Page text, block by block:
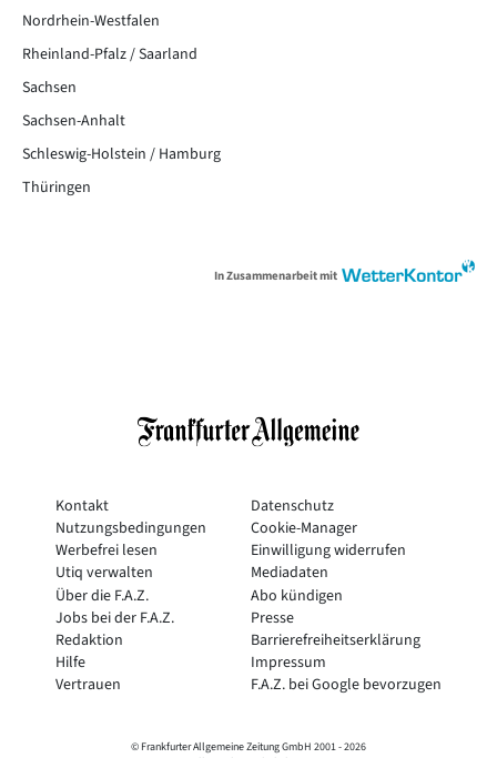
Nordrhein-Westfalen
Rheinland-Pfalz / Saarland
Sachsen
Sachsen-Anhalt
Schleswig-Holstein / Hamburg
Thüringen
In Zusammenarbeit mit
Kontakt
Datenschutz
Nutzungsbedingungen
Cookie-Manager
Werbefrei lesen
Einwilligung widerrufen
Utiq verwalten
Mediadaten
Über die F.A.Z.
Abo kündigen
Jobs bei der F.A.Z.
Presse
Redaktion
Barrierefreiheitserklärung
Hilfe
Impressum
Vertrauen
F.A.Z. bei Google bevorzugen
© Frankfurter Allgemeine Zeitung GmbH 2001 -2026